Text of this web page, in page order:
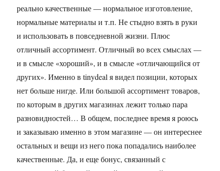
реально качественные — нормальное изготовление,
нормальные материалы и т.п. Не стыдно взять в руки
и использовать в повседневной жизни. Плюс
отличный ассортимент. Отличный во всех смыслах —
и в смысле «хороший», и в смысле «отличающийся от
других». Именно в tinydeal я видел позиции, которых
нет больше нигде. Или большой ассортимент товаров,
по которым в других магазинах лежит только пара
разновидностей… В общем, последнее время я роюсь
и заказываю именно в этом магазине — он интереснее
остальных и вещи из него пока попадались наиболее
качественные. Да, и еще бонус, связанный с